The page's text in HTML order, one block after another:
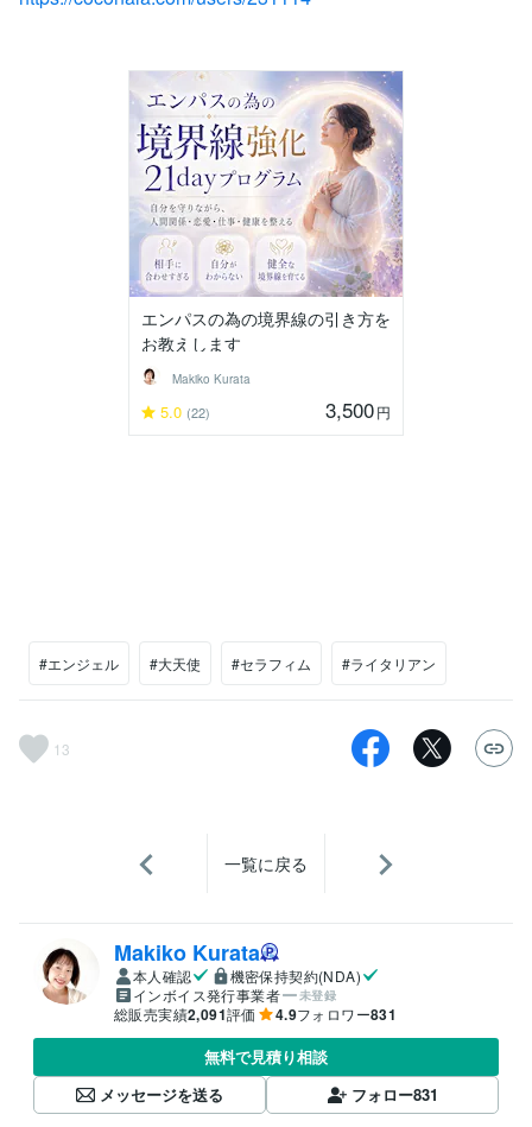
エンパスの為の境界線の引き方を
お教えします
Makiko Kurata
5.0 (22) 3,500円
#エンジェル #大天使 #セラフィム #ライタリアン
13
一覧に戻る
Makiko Kurata
本人確認
機密保持契約(NDA)
インボイス発行事業者
未登録
総販売実績2,091評価 4.9フォロワー831
無料で見積り相談
メッセージを送る
フォロー831